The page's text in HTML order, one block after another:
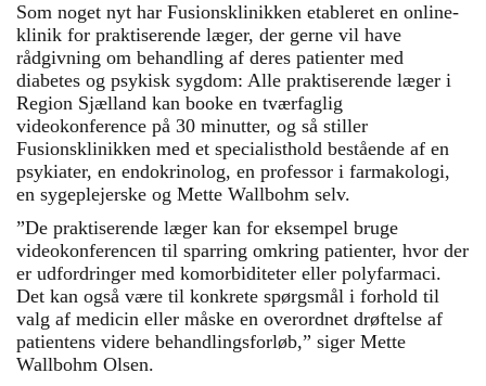
Som noget nyt har Fusionsklinikken etableret en online-
klinik for praktiserende læger, der gerne vil have
rådgivning om behandling af deres patienter med
diabetes og psykisk sygdom: Alle praktiserende læger i
Region Sjælland kan booke en tværfaglig
videokonference på 30 minutter, og så stiller
Fusionsklinikken med et specialisthold bestående af en
psykiater, en endokrinolog, en professor i farmakologi,
en sygeplejerske og Mette Wallbohm selv.
”De praktiserende læger kan for eksempel bruge
videokonferencen til sparring omkring patienter, hvor der
er udfordringer med komorbiditeter eller polyfarmaci.
Det kan også være til konkrete spørgsmål i forhold til
valg af medicin eller måske en overordnet drøftelse af
patientens videre behandlingsforløb,” siger Mette
Wallbohm Olsen.